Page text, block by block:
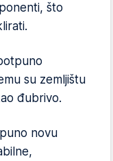
što
su zemljištu
đubrivo.
novu